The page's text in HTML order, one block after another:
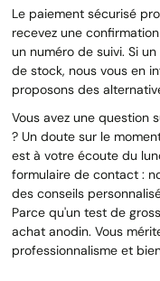
Le paiement sécurisé
recevez une
un numéro de suivi. Si
de stock, nous vous en
proposons des
Vous avez une question
? Un doute sur le
est à votre écoute du
formulaire de contact :
des conseils
Parce qu'un test de
achat anodin. Vous
professionnalisme et